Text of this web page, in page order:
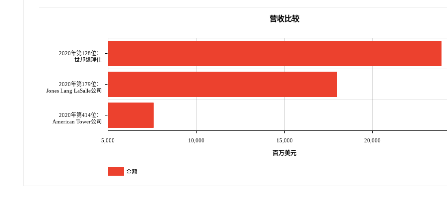
2020年第128位：
世邦魏理仕
2020年第179位：
Jones Lang LaSalle公司
2020年第414位：
American Tower公司
5,000 10,000 15,000 20,000
百万美元
营收比较
金额